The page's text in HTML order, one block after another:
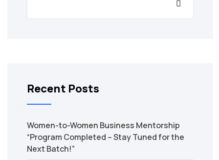
Recent Posts
Women-to-Women Business Mentorship
“Program Completed – Stay Tuned for the
Next Batch!”